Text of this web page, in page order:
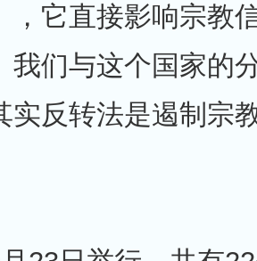
，它直接影响宗教
我们与这个国家的
实反转法是遏制宗